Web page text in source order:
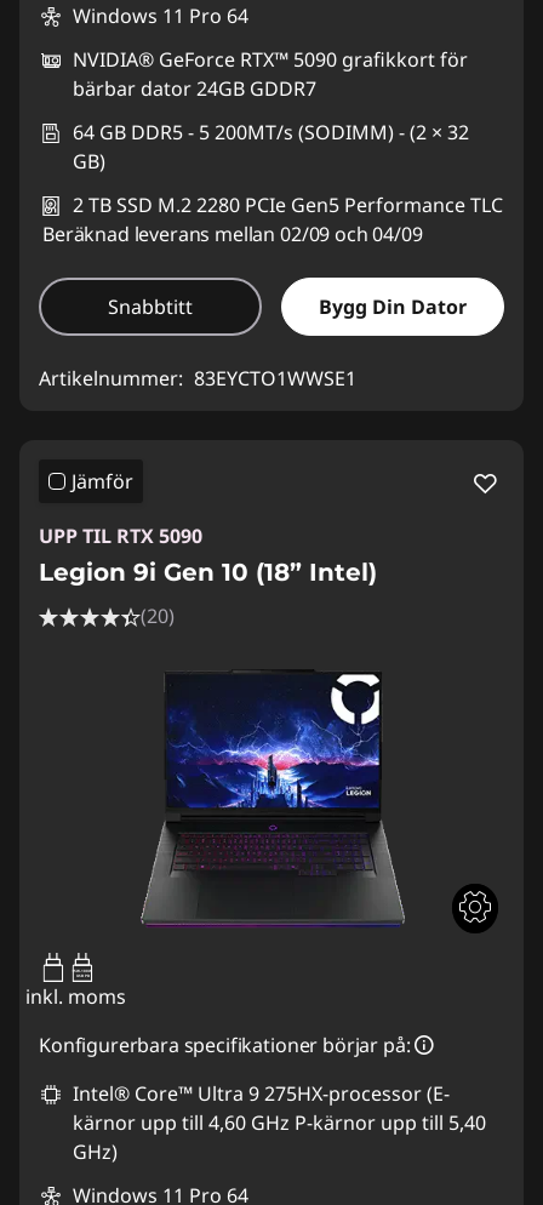
Windows 11 Pro 64
NVIDIA® GeForce RTX™ 5090 grafikkort för
bärbar dator 24GB GDDR7
64 GB DDR5 - 5 200MT/s (SODIMM) - (2 × 32
GB)
2 TB SSD M.2 2280 PCIe Gen5 Performance TLC
Beräknad leverans mellan 02/09 och 04/09
Snabbtitt Bygg Din Dator
Artikelnummer: 83EYCTO1WWSE1
Jämför
UPP TIL RTX 5090
Legion 9i Gen 10 (18” Intel)
(20)
95W-100W
USB PD
inkl. moms
Konfigurerbara specifikationer börjar på:
Intel® Core™ Ultra 9 275HX-processor (E-
kärnor upp till 4,60 GHz P-kärnor upp till 5,40
GHz)
Windows 11 Pro 64